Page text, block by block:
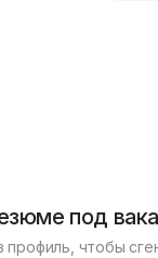
под
профиль, чтобы